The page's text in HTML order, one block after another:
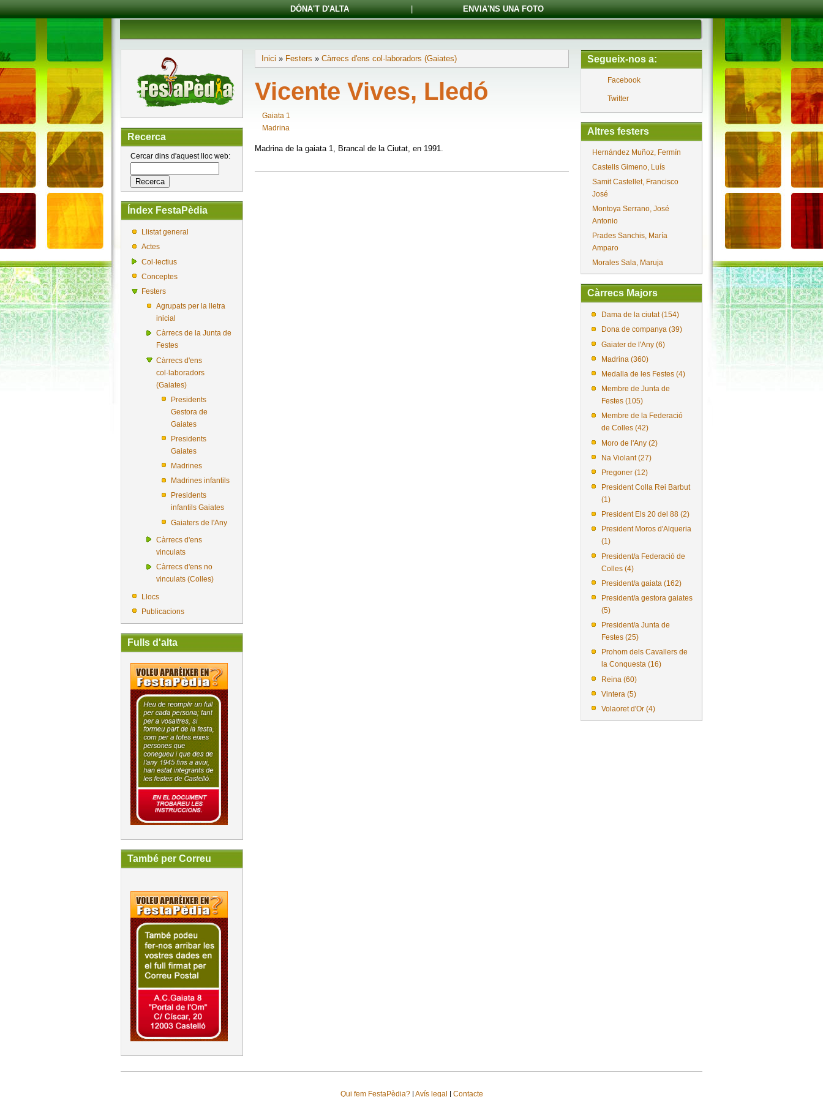
DÓNA'T D'ALTA | ENVIA'NS UNA FOTO
Recerca
Cercar dins d'aquest lloc web:
Índex FestaPèdia
Llistat general
Actes
Col·lectius
Conceptes
Festers
Agrupats per la lletra
inicial
Càrrecs de la Junta de
Festes
Càrrecs d'ens
col·laboradors
(Gaiates)
Presidents
Gestora de
Gaiates
Presidents
Gaiates
Madrines
Madrines infantils
Presidents
infantils Gaiates
Gaiaters de l'Any
Càrrecs d'ens
vinculats
Càrrecs d'ens no
vinculats (Colles)
Llocs
Publicacions
Fulls d'alta
També per Correu
Inici » Festers » Càrrecs d'ens col·laboradors (Gaiates)
Vicente Vives, Lledó
Gaiata 1
Madrina
Madrina de la gaiata 1, Brancal de la Ciutat, en 1991.
Segueix-nos a:
Facebook
Twitter
Altres festers
Hernández Muñoz, Fermín
Castells Gimeno, Luís
Samit Castellet, Francisco
José
Montoya Serrano, José
Antonio
Prades Sanchis, María
Amparo
Morales Sala, Maruja
Càrrecs Majors
Dama de la ciutat (154)
Dona de companya (39)
Gaiater de l'Any (6)
Madrina (360)
Medalla de les Festes (4)
Membre de Junta de
Festes (105)
Membre de la Federació
de Colles (42)
Moro de l'Any (2)
Na Violant (27)
Pregoner (12)
President Colla Rei Barbut
(1)
President Els 20 del 88 (2)
President Moros d'Alqueria
(1)
President/a Federació de
Colles (4)
President/a gaiata (162)
President/a gestora gaiates
(5)
President/a Junta de
Festes (25)
Prohom dels Cavallers de
la Conquesta (16)
Reina (60)
Vintera (5)
Volaoret d'Or (4)
Qui fem FestaPèdia?| Avís legal Contacte